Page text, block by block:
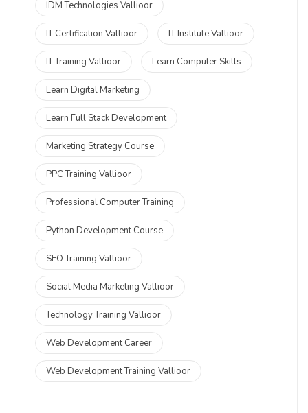
IDM Technologies Vallioor
IT Certification Vallioor IT Institute Vallioor
IT Training Vallioor Learn Computer Skills
Learn Digital Marketing
Learn Full Stack Development
Marketing Strategy Course
PPC Training Vallioor
Professional Computer Training
Python Development Course
SEO Training Vallioor
Social Media Marketing Vallioor
Technology Training Vallioor
Web Development Career
Web Development Training Vallioor